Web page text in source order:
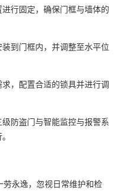
行固定，确保门框与墙体的
到门框内，并调整至水平位
，配置合适的锁具并进行调
级防盗门与智能监控与报警系
永逸，忽视日常维护和检